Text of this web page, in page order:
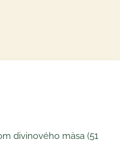
divinového mäsa (51